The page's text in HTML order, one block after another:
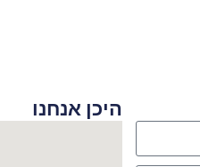
היכן אנחנו